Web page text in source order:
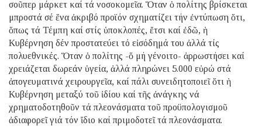
σοῦπερ μάρκετ καί τά νοσοκομεῖα. Ὅταν ὁ πολίτης βρίσκεται
μπροστά σέ ἕνα ἀκριβό προϊόν σχηματίζει τήν ἐντύπωση ὅτι,
ὅπως τά Τέμπη καί στίς ὑποκλοπές, ἔτσι καί ἐδῶ, ἡ
Κυβέρνηση δέν προστατεύει τό εἰσόδημά του ἀλλά τίς
πολυεθνικές. Ὅταν ὁ πολίτης -ὅ μή γένοιτο- ἀρρωστήσει καί
χρειάζεται δωρεάν ὑγεία, ἀλλά πληρώνει 5.000 εὐρώ στά
ἀπογευματινά χειρουργεῖα, καί πάλι συνειδητοποιεῖ ὅτι ἡ
Κυβέρνηση μεταξύ τοῦ ἰδίου καί τῆς ἀνάγκης νά
χρηματοδοτηθοῦν τά πλεονάσματα τοῦ προϋπολογισμοῦ
ἀδιαφορεῖ γιά τόν ἴδιο καί πριμοδοτεῖ τά πλεονάσματα.